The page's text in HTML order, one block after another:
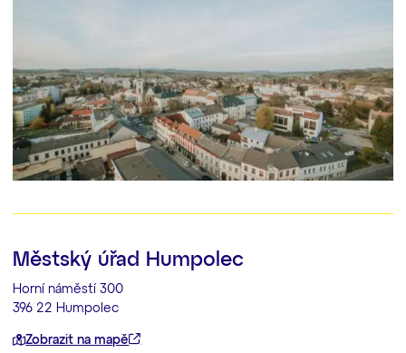
Městský úřad Humpolec
Horní náměstí 300
396 22 Humpolec
Zobrazit na mapě